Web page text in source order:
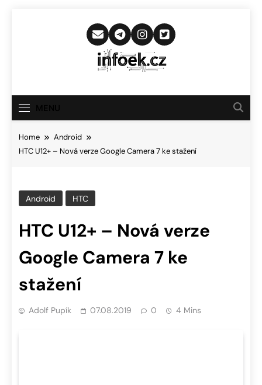
Infoek.cz
Novinkám
Home
Android
HTC U12+ – Nová verze Google Camera 7 ke stažení
Android HTC
HTC U12+ – Nová verze
Google Camera 7 ke
stažení
Adolf Pupík 07.08.2019 0 4 Mins